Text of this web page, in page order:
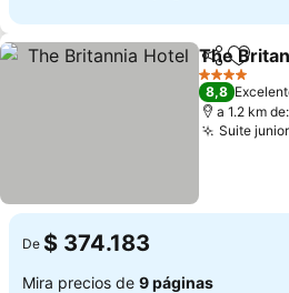
Compartir
The
4 Estrellas
8,8
a 1.2 km
Suite
De $ 374.183
Mira precios de 9 páginas